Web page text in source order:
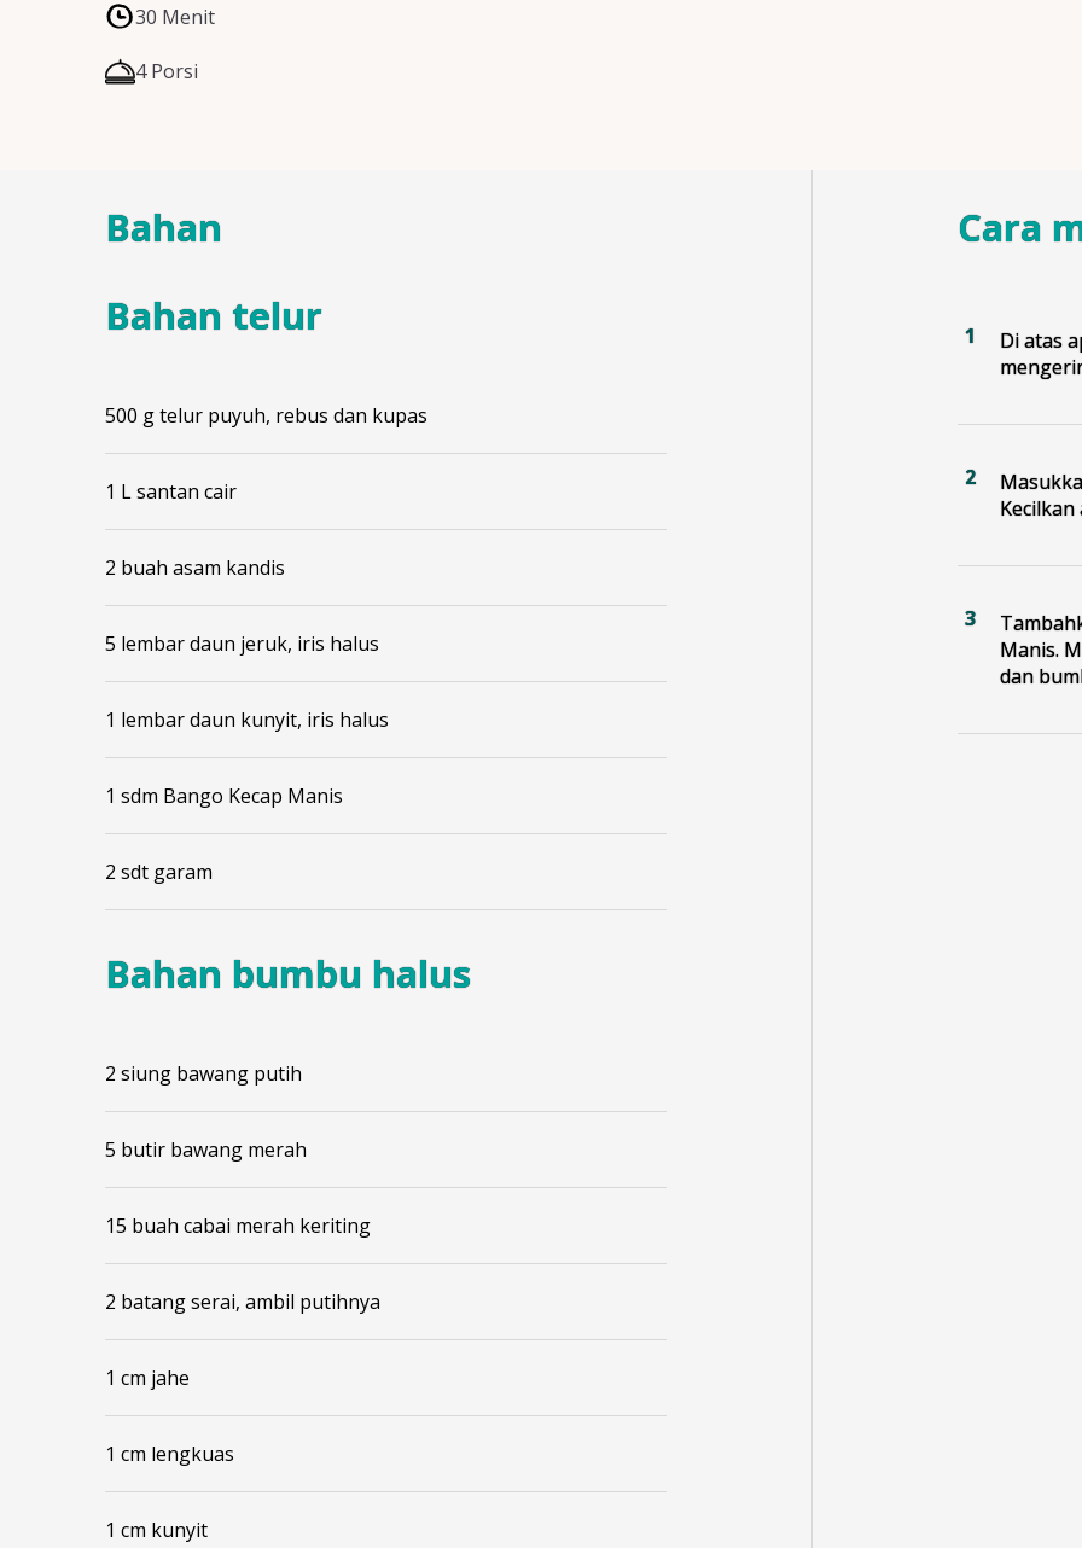
30 Menit
4 Porsi
Bahan
Bahan telur
500 g telur puyuh, rebus dan kupas
1 L santan cair
2 buah asam kandis
5 lembar daun jeruk, iris halus
1 lembar daun kunyit, iris halus
1 sdm Bango Kecap Manis
2 sdt garam
Bahan bumbu halus
2 siung bawang putih
5 butir bawang merah
15 buah cabai merah keriting
2 batang serai, ambil putihnya
1 cm jahe
1 cm lengkuas
1 cm kunyit
Cara
Di atas
Manis.
dan